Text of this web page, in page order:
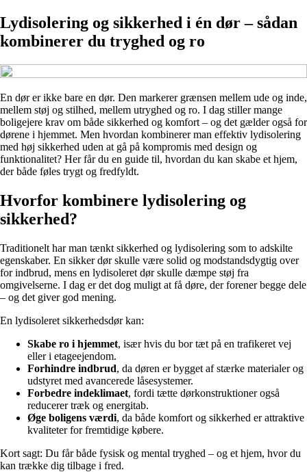
Lydisolering og sikkerhed i én dør – sådan
kombinerer du tryghed og ro
En dør er ikke bare en dør. Den markerer grænsen mellem ude og inde,
mellem støj og stilhed, mellem utryghed og ro. I dag stiller mange
boligejere krav om både sikkerhed og komfort – og det gælder også for
dørene i hjemmet. Men hvordan kombinerer man effektiv lydisolering
med høj sikkerhed uden at gå på kompromis med design og
funktionalitet? Her får du en guide til, hvordan du kan skabe et hjem,
der både føles trygt og fredfyldt.
Hvorfor kombinere lydisolering og
sikkerhed?
Traditionelt har man tænkt sikkerhed og lydisolering som to adskilte
egenskaber. En sikker dør skulle være solid og modstandsdygtig over
for indbrud, mens en lydisoleret dør skulle dæmpe støj fra
omgivelserne. I dag er det dog muligt at få døre, der forener begge dele
– og det giver god mening.
En lydisoleret sikkerhedsdør kan:
Skabe ro i hjemmet, især hvis du bor tæt på en trafikeret vej
eller i etageejendom.
Forhindre indbrud, da døren er bygget af stærke materialer og
udstyret med avancerede låsesystemer.
Forbedre indeklimaet, fordi tætte dørkonstruktioner også
reducerer træk og energitab.
Øge boligens værdi, da både komfort og sikkerhed er attraktive
kvaliteter for fremtidige købere.
Kort sagt: Du får både fysisk og mental tryghed – og et hjem, hvor du
kan trække dig tilbage i fred.